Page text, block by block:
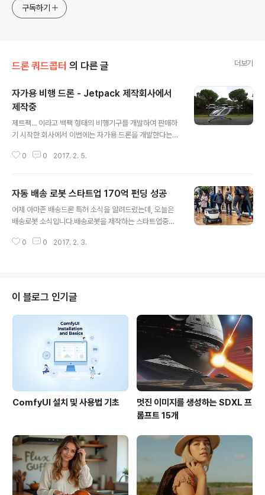
구독하기
드론 쿼드콥터 의 다른 글 더보기
자가용 비행 드론 - Jetpack 제작회사에서
제작중
제트팩... 이라고 백팩 형태의 비행기구를 개발하여 판매하
기 시작한 회사에서 이번에는 자가용 드론을 개발한다는
것 같습니다. 아래 원문을 읽어보면 발전기를 내장하는 방
은 택시 드론에 관심을 갖고 있는 것을 보았을 때, 실용화가
멀지 않은 게 아닌가 싶어집니다. 아래는 제트팩 시범 비행
영상입니다. 영국 탬즈강에서 나른 것 같은데, 상당히 안정
하니 그게 문제이긴 하지만, 익스트림 스포츠를 좋아하는
0 0 2017. 2. 5.
자동 배송 로봇 스타트업 170억 펀딩 성공
어제 아마존 배송드론 특허 소식을 알려드렸는데, 오늘은
배송로봇 소식입니다.배송로봇을 제작하는 스타트업중하
으며, 올해 하반기까지 적어도 10개 도시에 배치할 예정이
의 배송이 잘 갖춰져 있는 우리나라에서는 그다지 실용적
이지 않을 것 같다는 생각이 듭니다. 아마도 인건비가 비싼
미국같은 곳이니까 드론 배송이든 로봇 배송이든 다양한
시도가 이루어지는 게 아닐까... 싶네요.그래도 이런 로봇이
여기저기 돌아다니는 모습을 한번 보고는 싶네요. 그리고
GPS 추적을 하고 비디오 촬영을 하..
0 0 2017. 2. 3.
이 블로그 인기글
ComfyUI 설치 및 사용법 기초
멋진 이미지를 생성하는 SDXL 프
롬프트 15개